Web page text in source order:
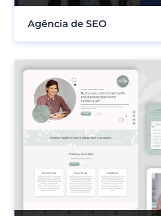
Agência de SEO